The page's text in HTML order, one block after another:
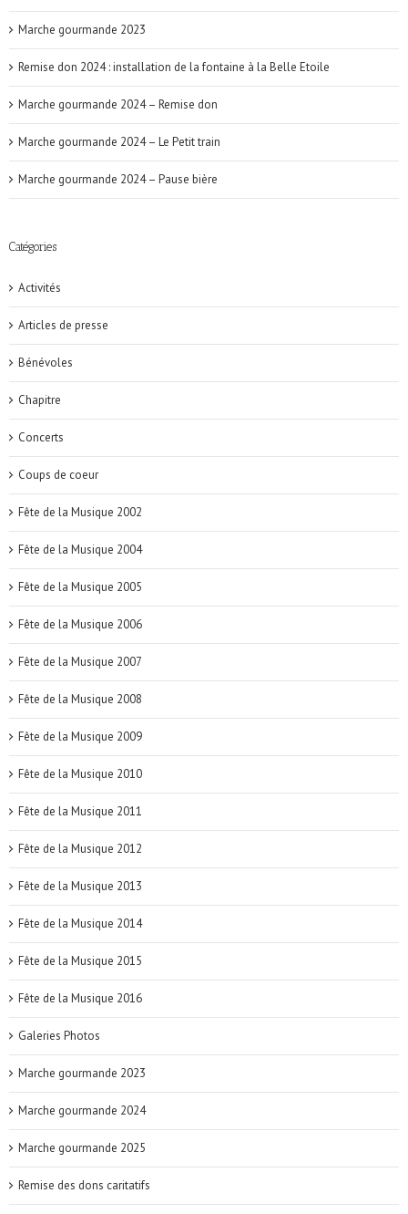
Marche gourmande 2023
Remise don 2024 : installation de la fontaine à la Belle Etoile
Marche gourmande 2024 – Remise don
Marche gourmande 2024 – Le Petit train
Marche gourmande 2024 – Pause bière
Catégories
Activités
Articles de presse
Bénévoles
Chapitre
Concerts
Coups de coeur
Fête de la Musique 2002
Fête de la Musique 2004
Fête de la Musique 2005
Fête de la Musique 2006
Fête de la Musique 2007
Fête de la Musique 2008
Fête de la Musique 2009
Fête de la Musique 2010
Fête de la Musique 2011
Fête de la Musique 2012
Fête de la Musique 2013
Fête de la Musique 2014
Fête de la Musique 2015
Fête de la Musique 2016
Galeries Photos
Marche gourmande 2023
Marche gourmande 2024
Marche gourmande 2025
Remise des dons caritatifs